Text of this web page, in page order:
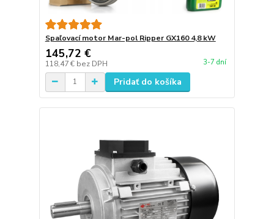
Spaľovací motor Mar-pol Ripper GX160 4,8 kW
145,72 €
118,47 € bez DPH 3-7 dní
Pridať do košíka